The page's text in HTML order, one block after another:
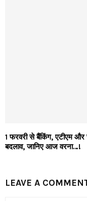
1 फरवरी से बैंकिंग, एटीएम
बदलाव, जानिए आज वरना…!
LEAVE A